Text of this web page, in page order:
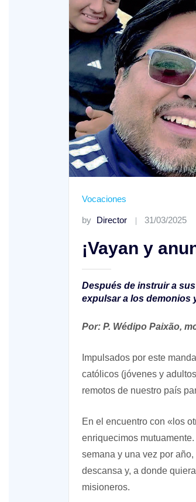
Vocaciones
by Director 31/03/2025
¡Vayan y
Después de instruir a
expulsar a los demonios
Por: P. Wédipo Paixão,
Impulsados por este
católicos (jóvenes y
remotos de nuestro país
En el encuentro con «los
enriquecimos
semana y una vez por
descansa y, a donde
misioneros.